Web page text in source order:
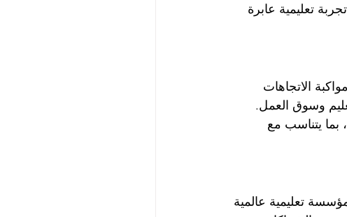
تعليمية عابرة
الاتجاهات
وسوق العمل.
بما يتناسب مع
2026 تحولها المستمر إلى مؤسسة تعليمية عالمية